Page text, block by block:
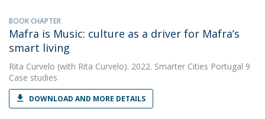
BOOK CHAPTER
Mafra is Music: culture as a driver for Mafra’s
smart living
Rita Curvelo (with Rita Curvelo). 2022. Smarter Cities Portugal 9
Case studies
DOWNLOAD AND MORE DETAILS